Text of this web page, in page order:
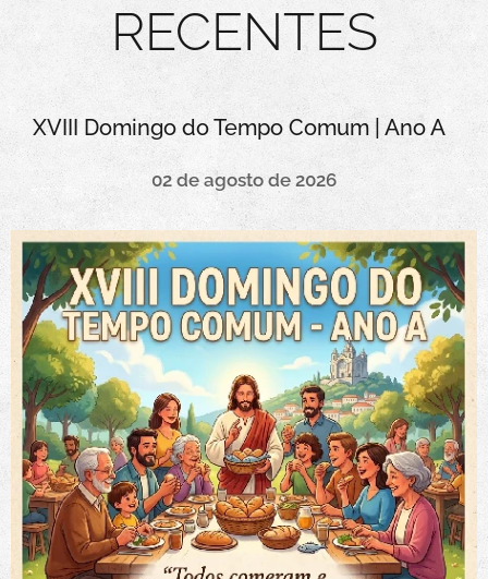
RECENTES
XVIII Domingo do Tempo Comum | Ano A
02 de agosto de 2026